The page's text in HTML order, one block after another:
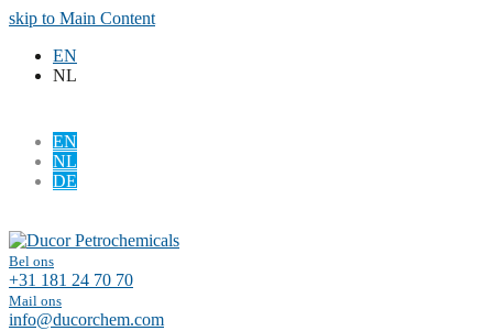
skip to Main Content
EN
NL
EN
NL
DE
Bel ons
+31 181 24 70 70
Mail ons
info@ducorchem.com